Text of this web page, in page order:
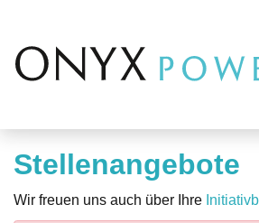
Stellenangebote
Wir freuen uns auch über Ihre